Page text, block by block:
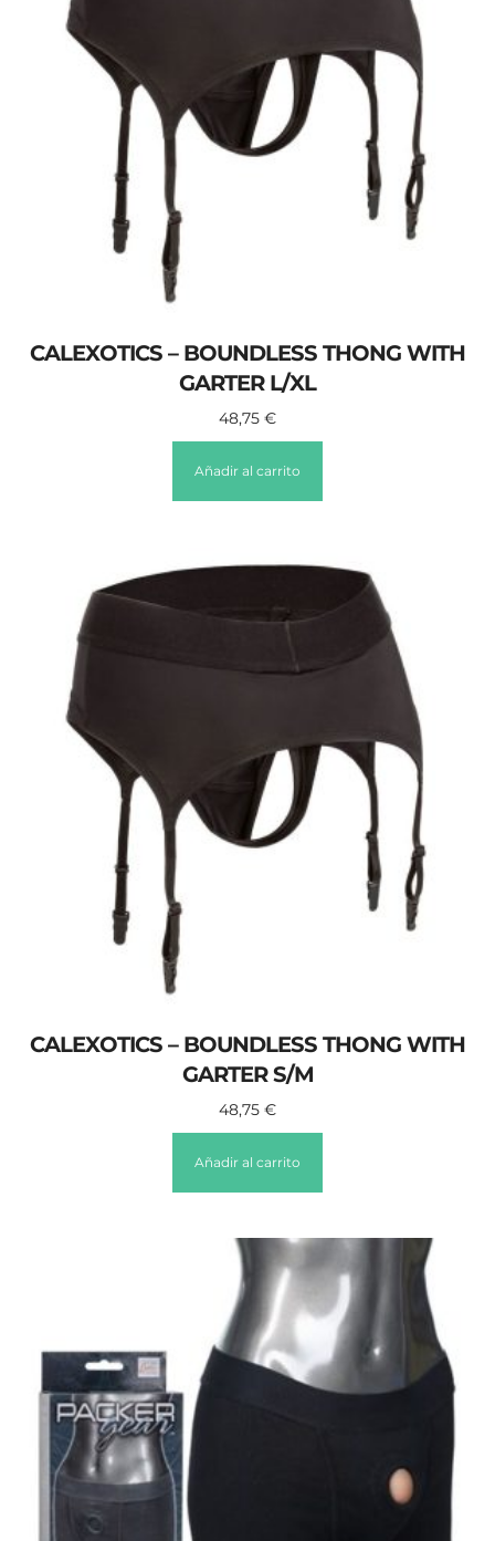
CALEXOTICS – BOUNDLESS THONG WITH
GARTER L/XL
48,75 €
Añadir al carrito
CALEXOTICS – BOUNDLESS THONG WITH
GARTER S/M
48,75 €
Añadir al carrito